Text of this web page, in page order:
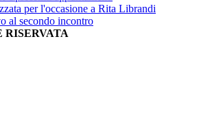
per l'occasione a Rita Librandi
al secondo incontro
RISERVATA